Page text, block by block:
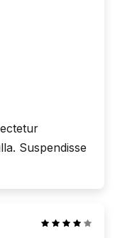
Suspendisse